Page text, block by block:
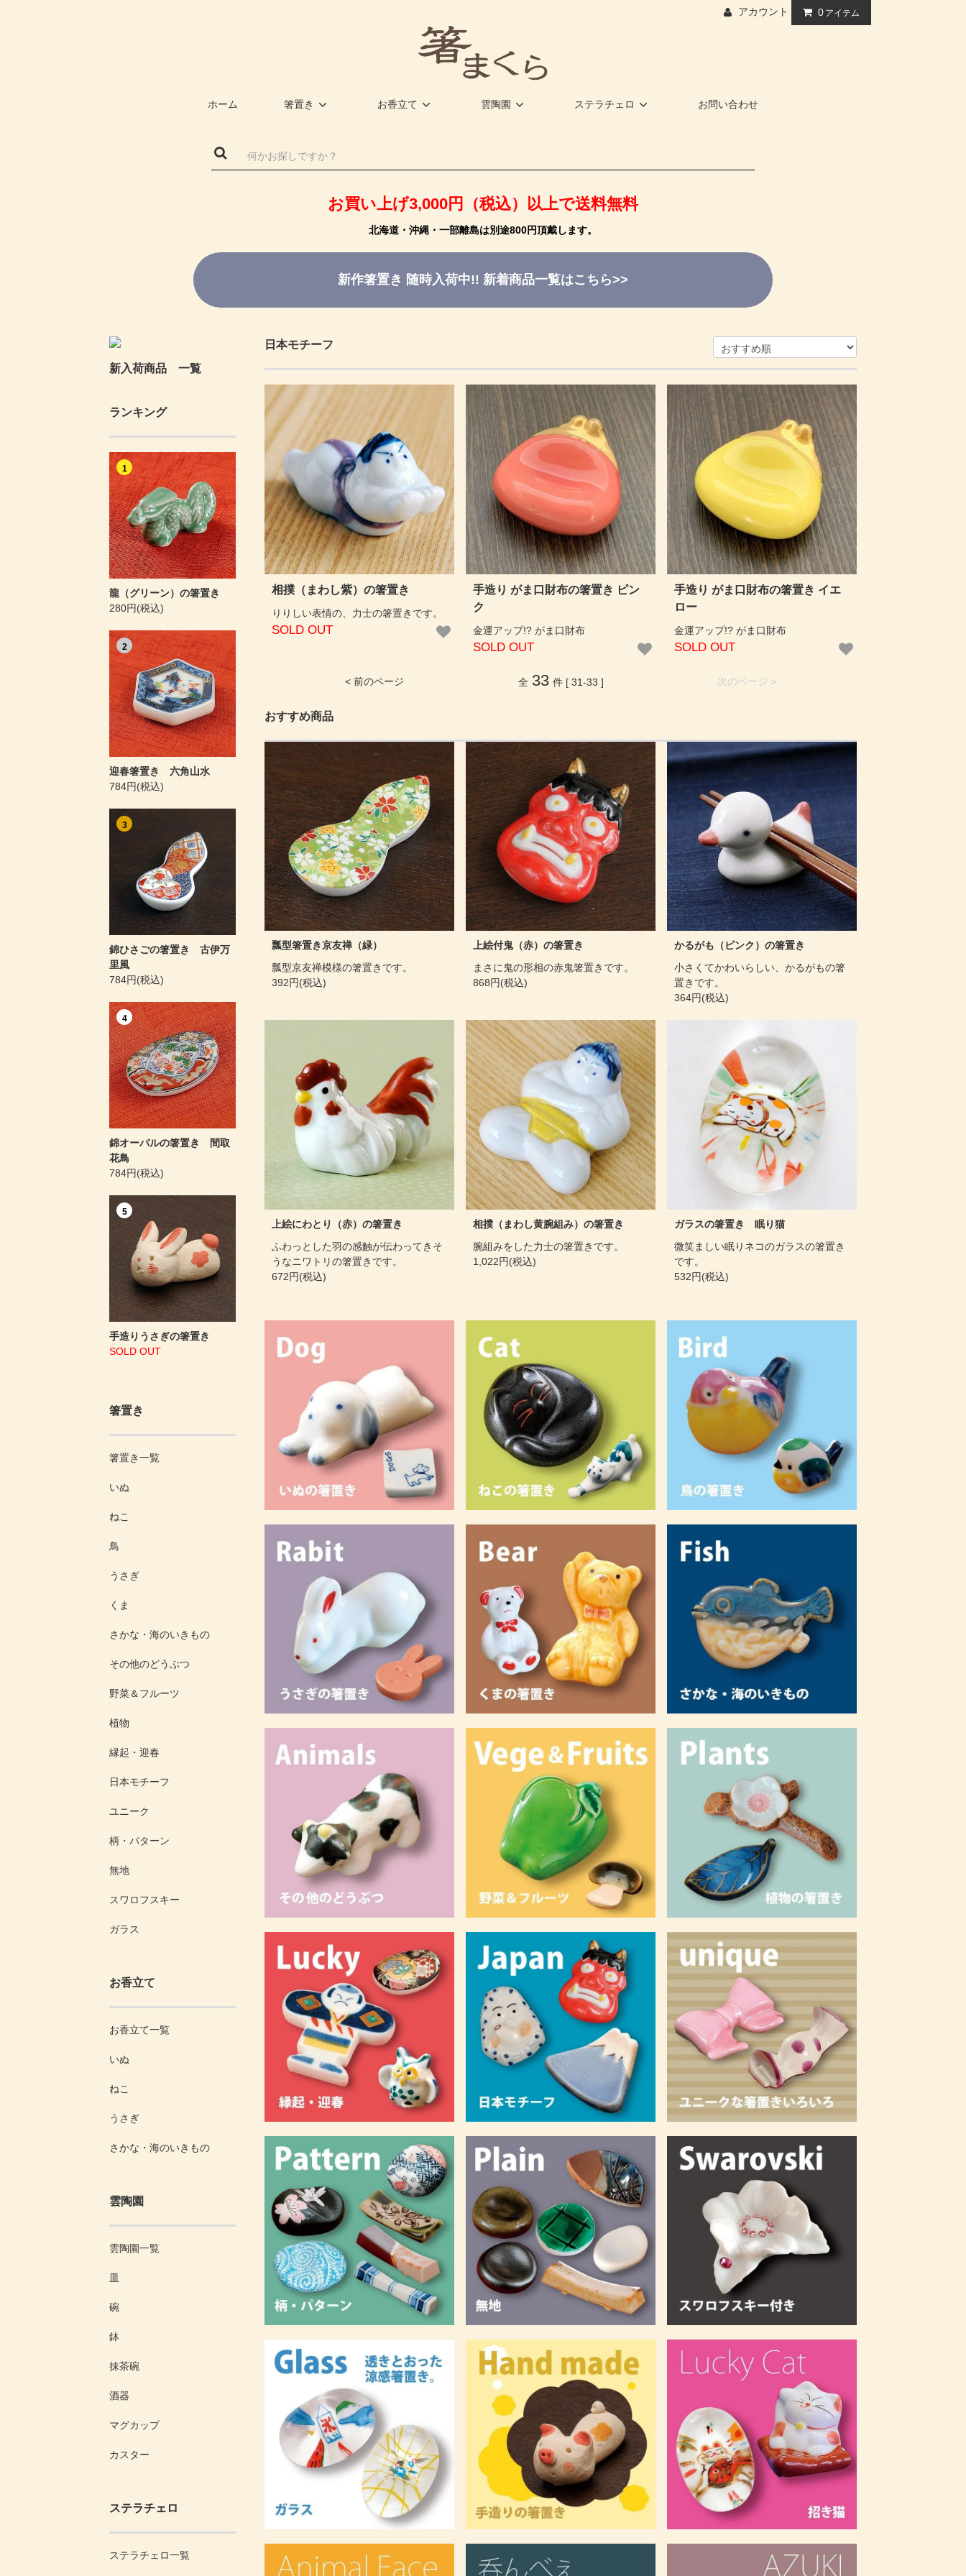
アカウント 0 アイテム
ホーム 箸置き お香立て 雲陶園 ステラチェロ お問い合わせ
お買い上げ3,000円（税込）以上で送料無料
北海道・沖縄・一部離島は別途800円頂戴します。
新作箸置き 随時入荷中!! 新着商品一覧はこちら>>
新入荷商品 一覧
ランキング
1
龍（グリーン）の箸置き
280円(税込)
2
迎春箸置き 六角山水
784円(税込)
3
錦ひさごの箸置き 古伊万
里風
784円(税込)
4
錦オーバルの箸置き 間取
花鳥
784円(税込)
5
手造りうさぎの箸置き
SOLD OUT
箸置き
箸置き一覧
いぬ
ねこ
鳥
うさぎ
くま
さかな・海のいきもの
その他のどうぶつ
野菜＆フルーツ
植物
縁起・迎春
日本モチーフ
ユニーク
柄・パターン
無地
スワロフスキー
ガラス
お香立て
お香立て一覧
いぬ
ねこ
うさぎ
さかな・海のいきもの
雲陶園
雲陶園一覧
皿
碗
鉢
抹茶碗
酒器
マグカップ
カスター
ステラチェロ
ステラチェロ一覧
日本モチーフ
相撲（まわし紫）の箸置き
りりしい表情の、力士の箸置きです。
SOLD OUT
手造り がま口財布の箸置き ピン
ク
金運アップ!? がま口財布
SOLD OUT
手造り がま口財布の箸置き イエ
ロー
金運アップ!? がま口財布
SOLD OUT
< 前のページ 次のページ >
全 33 件 [ 31-33 ]
おすすめ商品
瓢型箸置き京友禅（緑）
瓢型京友禅模様の箸置きです。
392円(税込)
上絵付鬼（赤）の箸置き
まさに鬼の形相の赤鬼箸置きです。
868円(税込)
かるがも（ピンク）の箸置き
小さくてかわいらしい、かるがもの箸
置きです。
364円(税込)
上絵にわとり（赤）の箸置き
ふわっとした羽の感触が伝わってきそ
うなニワトリの箸置きです。
672円(税込)
相撲（まわし黄腕組み）の箸置き
腕組みをした力士の箸置きです。
1,022円(税込)
ガラスの箸置き 眠り猫
微笑ましい眠りネコのガラスの箸置き
です。
532円(税込)